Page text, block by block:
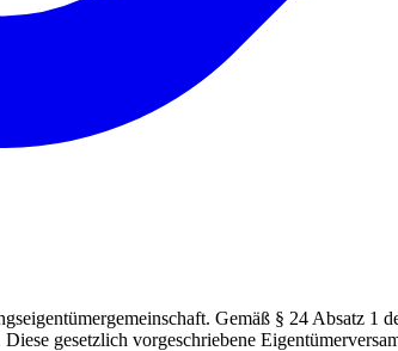
Gemäß § 24 Absatz
gesetzlich vorgeschriebene